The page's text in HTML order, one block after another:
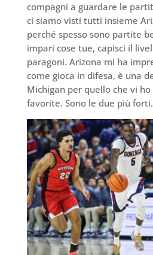
compagni a guardare le
ci siamo visti tutti insieme
perché spesso sono partite
impari cose tue, capisci il
paragoni. Arizona mi ha
come gioca in difesa, è una
Michigan per quello che vi
favorite. Sono le due più forti.